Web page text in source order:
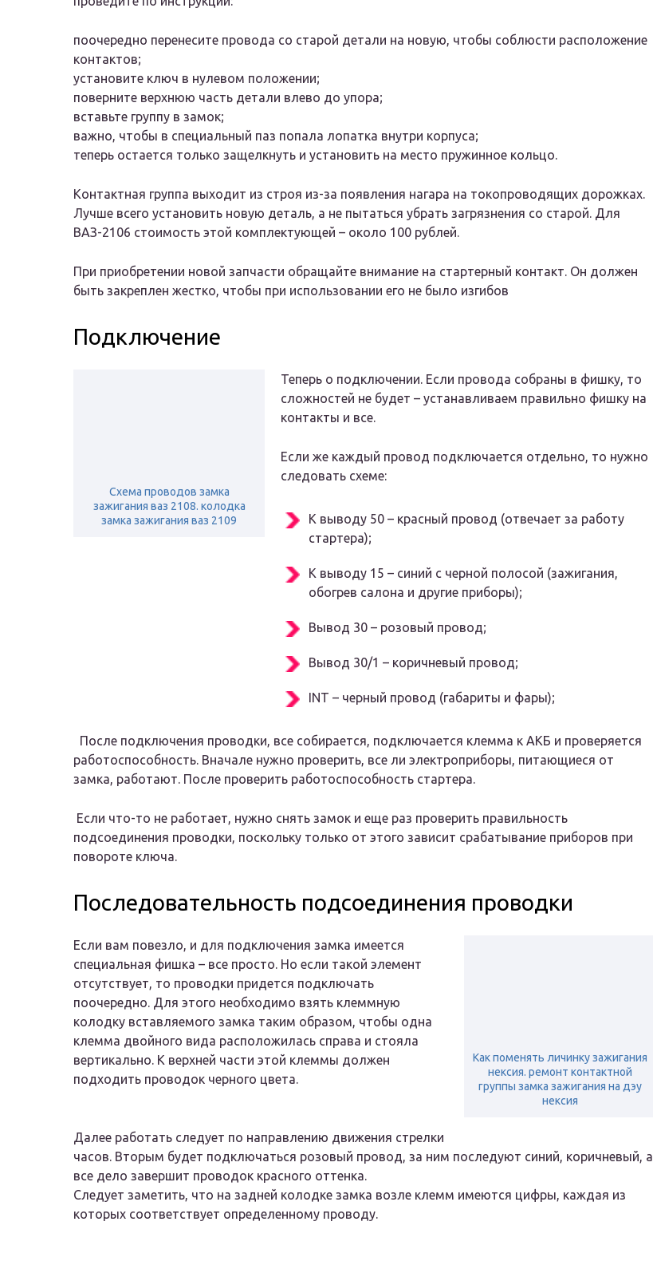
поочередно перенесите провода со старой детали на новую, чтобы соблюсти расположение
контактов;
установите ключ в нулевом положении;
поверните верхнюю часть детали влево до упора;
вставьте группу в замок;
важно, чтобы в специальный паз попала лопатка внутри корпуса;
теперь остается только защелкнуть и установить на место пружинное кольцо.
Контактная группа выходит из строя из-за появления нагара на токопроводящих дорожках.
Лучше всего установить новую деталь, а не пытаться убрать загрязнения со старой. Для
ВАЗ-2106 стоимость этой комплектующей – около 100 рублей.
При приобретении новой запчасти обращайте внимание на стартерный контакт. Он должен
быть закреплен жестко, чтобы при использовании его не было изгибов
Подключение
Схема проводов замка
зажигания ваз 2108. колодка
замка зажигания ваз 2109
Теперь о подключении. Если провода собраны в фишку, то
сложностей не будет – устанавливаем правильно фишку на
контакты и все.
Если же каждый провод подключается отдельно, то нужно
следовать схеме:
К выводу 50 – красный провод (отвечает за работу
стартера);
К выводу 15 – синий с черной полосой (зажигания,
обогрев салона и другие приборы);
Вывод 30 – розовый провод;
Вывод 30/1 – коричневый провод;
INT – черный провод (габариты и фары);
После подключения проводки, все собирается, подключается клемма к АКБ и проверяется
работоспособность. Вначале нужно проверить, все ли электроприборы, питающиеся от
замка, работают. После проверить работоспособность стартера.
Если что-то не работает, нужно снять замок и еще раз проверить правильность
подсоединения проводки, поскольку только от этого зависит срабатывание приборов при
повороте ключа.
Последовательность подсоединения проводки
Как поменять личинку зажигания
нексия. ремонт контактной
группы замка зажигания на дэу
нексия
Если вам повезло, и для подключения замка имеется
специальная фишка – все просто. Но если такой элемент
отсутствует, то проводки придется подключать
поочередно. Для этого необходимо взять клеммную
колодку вставляемого замка таким образом, чтобы одна
клемма двойного вида расположилась справа и стояла
вертикально. К верхней части этой клеммы должен
подходить проводок черного цвета.
Далее работать следует по направлению движения стрелки
часов. Вторым будет подключаться розовый провод, за ним последуют синий, коричневый, а
все дело завершит проводок красного оттенка.
Следует заметить, что на задней колодке замка возле клемм имеются цифры, каждая из
которых соответствует определенному проводу.